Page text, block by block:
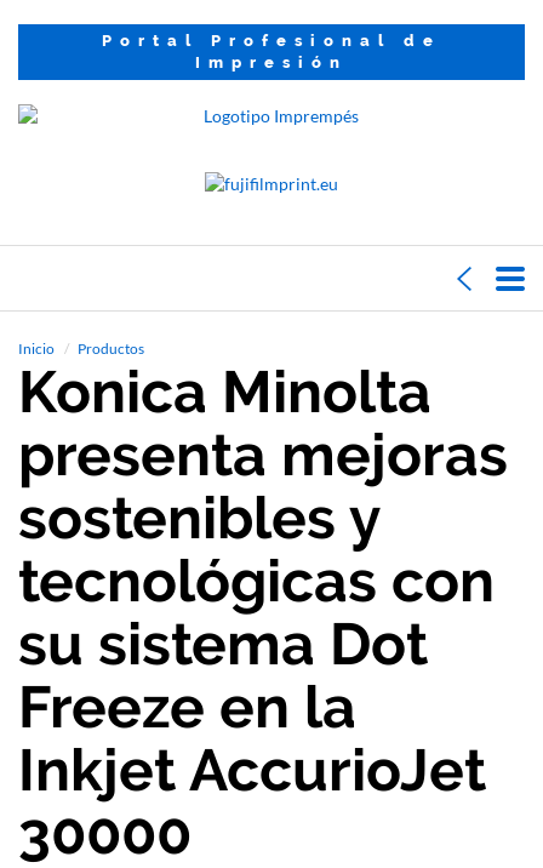
Portal Profesional de
Impresión
Inicio Productos
Konica Minolta
presenta mejoras
sostenibles y
tecnológicas con
su sistema Dot
Freeze en la
Inkjet AccurioJet
30000